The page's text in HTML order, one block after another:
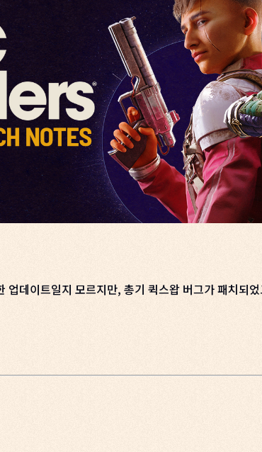
데이트일지 모르지만, 총기 퀵스왑 버그가 패치되